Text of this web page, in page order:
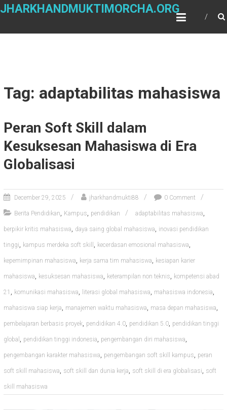
Skip
JHARKHANDMUKTIMORCHA.ORG
Tag: adaptabilitas mahasiswa
Peran Soft Skill dalam
Kesuksesan Mahasiswa di Era
Globalisasi
December 29, 2025 jharkhandmukti88 0 Comment
Berita Pendidikan, Kampus, pendidikan adaptabilitas mahasiswa,
berpikir kritis mahasiswa, daya saing global mahasiswa, inovasi pendidikan
tinggi, kampus merdeka soft skill , kecerdasan emosional mahasiswa,
kepemimpinan mahasiswa, kerja sama tim mahasiswa, kesiapan karier
mahasiswa, kesuksesan mahasiswa, keterampilan non teknis, kompetensi abad
21 , komunikasi mahasiswa, literasi global mahasiswa, mahasiswa indonesia,
mahasiswa siap kerja, manajemen waktu mahasiswa, masa depan mahasiswa,
pembelajaran berbasis proyek, pendidikan 4.0, pendidikan 5.0, pendidikan tinggi
global , pendidikan tinggi indonesia, pengembangan diri mahasiswa,
pengembangan karakter mahasiswa, pengembangan soft skill kampus, peran
soft skill mahasiswa, soft skill dan dunia kerja, soft skill di era globalisasi, soft
skill mahasiswa